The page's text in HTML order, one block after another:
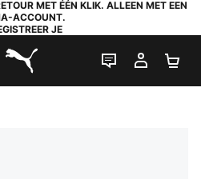
MET ÉÉN KLIK. ALLEEN MET EEN
ACCOUNT.
JE
PUMA.com
LIVE CHAT
MIJN